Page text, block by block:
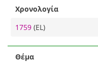
Χρονολογία
1759 (EL)
Θέμα